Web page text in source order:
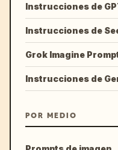
Instrucciones de
Instrucciones de
Grok Imagine
Instrucciones de
POR MEDIO